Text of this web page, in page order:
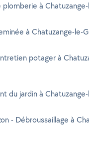
plomberie à
à Chatuzange-le-
potager à
du jardin à
- Débroussaillage à